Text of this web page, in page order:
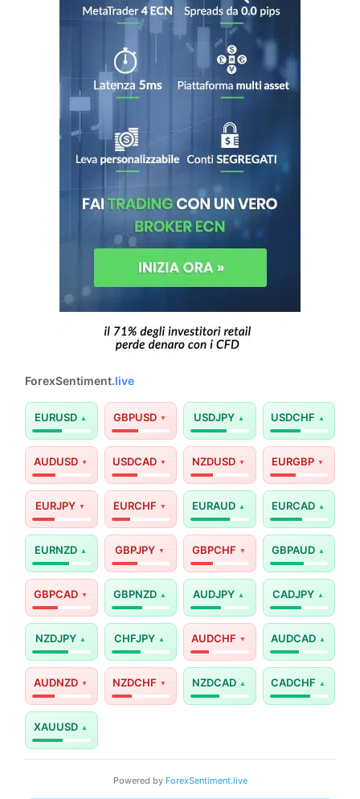
ForexSentiment.live
EURUSD GBPUSD USDJPY USDCHF
AUDUSD USDCAD NZDUSD EURGBP
EURJPY EURCHF EURAUD EURCAD
EURNZD GBPJPY GBPCHF GBPAUD
GBPCAD GBPNZD AUDJPY CADJPY
NZDJPY CHFJPY AUDCHF AUDCAD
AUDNZD NZDCHF NZDCAD CADCHF
XAUUSD
Powered by ForexSentiment.live